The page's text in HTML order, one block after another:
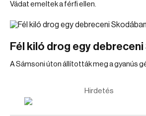
Vádat emeltek a férfi ellen.
Fél kiló drog egy debreceni
A Sámsoni úton állították meg a gyanús
Hirdetés